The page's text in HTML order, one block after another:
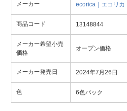
メーカー ecorica｜エコリカ
商品コード 13148844
メーカー希望小売
価格
オープン価格
メーカー発売日 2024年7月26日
色 6色パック